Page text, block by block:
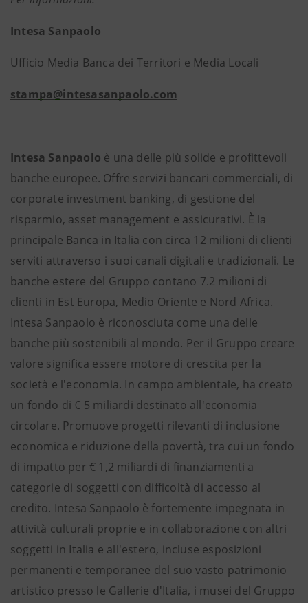
Intesa Sanpaolo
Ufficio Media Banca dei Territori e Media Locali
stampa@intesasanpaolo.com
Intesa Sanpaolo è una delle più solide e profittevoli
banche europee. Offre servizi bancari commerciali, di
corporate investment banking, di gestione del
risparmio, asset management e assicurativi. È la
principale Banca in Italia con circa 12 milioni di clienti
serviti attraverso i suoi canali digitali e tradizionali. Le
banche estere del Gruppo contano 7.2 milioni di
clienti in Est Europa, Medio Oriente e Nord Africa.
Intesa Sanpaolo è riconosciuta come una delle
banche più sostenibili al mondo. Per il Gruppo creare
valore significa essere motore di crescita per la
società e l'economia. In campo ambientale, ha creato
un fondo di € 5 miliardi destinato all'economia
circolare. Promuove progetti rilevanti di inclusione
economica e riduzione della povertà, tra cui un fondo
di impatto per € 1,2 miliardi di finanziamenti a
categorie di soggetti con difficoltà di accesso al
credito. Intesa Sanpaolo è fortemente impegnata in
attività culturali proprie e in collaborazione con altri
soggetti in Italia e all'estero, incluse esposizioni
permanenti e temporanee del suo vasto patrimonio
artistico presso le Gallerie d'Italia, i musei del Gruppo